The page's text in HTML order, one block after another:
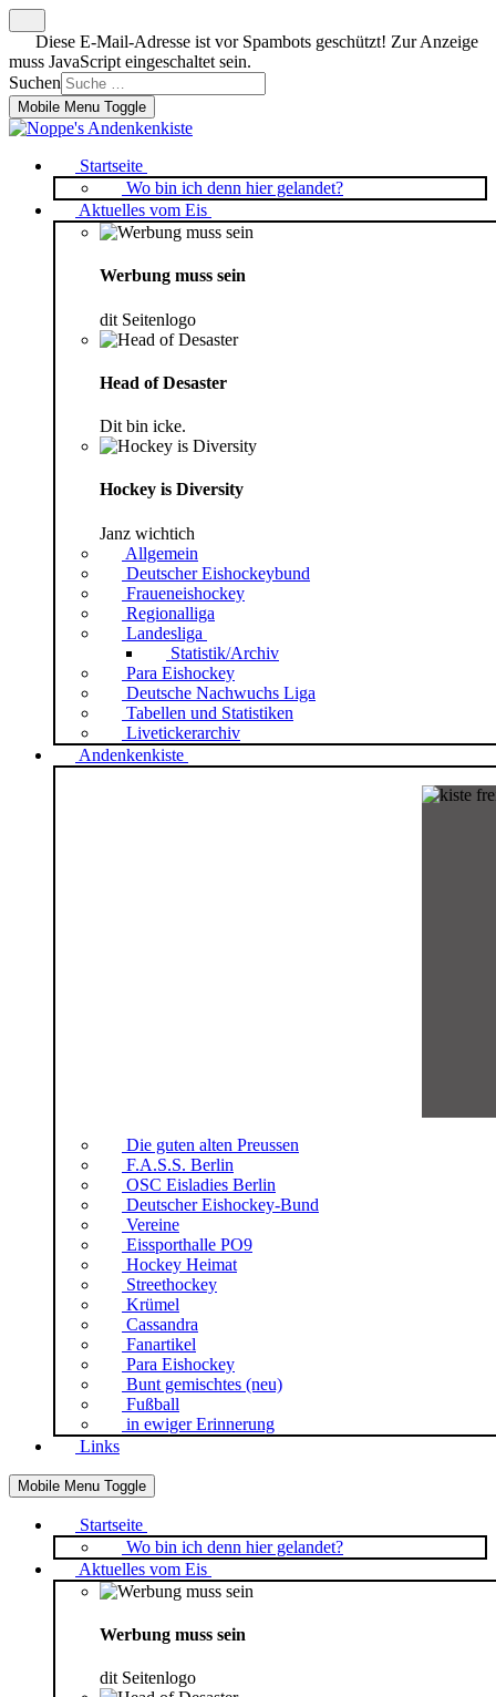
Diese E-Mail-Adresse ist vor Spambots geschützt! Zur Anzeige
muss JavaScript eingeschaltet sein.
Suchen
Mobile Menu Toggle
Startseite
Wo bin ich denn hier gelandet?
Aktuelles vom Eis
Werbung muss sein
dit Seitenlogo
Head of Desaster
Dit bin icke.
Hockey is Diversity
Janz wichtich
Allgemein
Deutscher Eishockeybund
Fraueneishockey
Regionalliga
Landesliga
Statistik/Archiv
Para Eishockey
Deutsche Nachwuchs Liga
Tabellen und Statistiken
Livetickerarchiv
Andenkenkiste
Die guten alten Preussen
F.A.S.S. Berlin
OSC Eisladies Berlin
Deutscher Eishockey-Bund
Vereine
Eissporthalle PO9
Hockey Heimat
Streethockey
Krümel
Cassandra
Fanartikel
Para Eishockey
Bunt gemischtes (neu)
Fußball
in ewiger Erinnerung
Links
Mobile Menu Toggle
Startseite
Wo bin ich denn hier gelandet?
Aktuelles vom Eis
Werbung muss sein
dit Seitenlogo